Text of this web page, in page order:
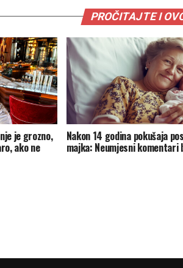
PROČITAJTE I
je grozno,
ako ne
Nakon 14 godina pokušaja
majka: Neumjesni komentari